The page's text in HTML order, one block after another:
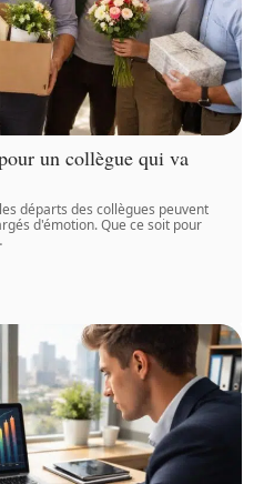
un collègue qui va
départs des collègues peuvent
d'émotion. Que ce soit pour